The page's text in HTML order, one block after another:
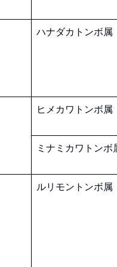
ハナダカトンボ属
ヒメカワトンボ属
ミナミカワトンボ
ルリモントンボ属